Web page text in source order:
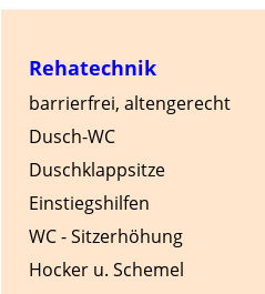
Rehatechnik
barrierfrei, altengerecht
Dusch-WC
Duschklappsitze
Einstiegshilfen
WC - Sitzerhöhung
Hocker u. Schemel